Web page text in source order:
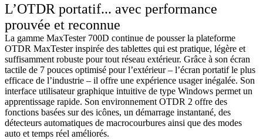
L’OTDR portatif... avec performance
prouvée et reconnue
La gamme MaxTester 700D continue de pousser la plateforme
OTDR MaxTester inspirée des tablettes qui est pratique, légère et
suffisamment robuste pour tout réseau extérieur. Grâce à son écran
tactile de 7 pouces optimisé pour l’extérieur – l’écran portatif le plus
efficace de l’industrie – il offre une expérience usager inégalée. Son
interface utilisateur graphique intuitive de type Windows permet un
apprentissage rapide. Son environnement OTDR 2 offre des
fonctions basées sur des icônes, un démarrage instantané, des
détecteurs automatiques de macrocourbures ainsi que des modes
auto et temps réel améliorés.